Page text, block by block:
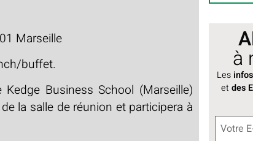
Marseille
buffet.
Kedge Business School (Marseille)
la salle de réunion et participera à
à
Les
et des